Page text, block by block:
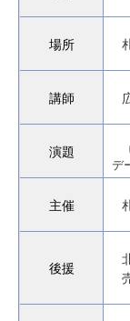
デ
場所
講師
演題
主催
後援